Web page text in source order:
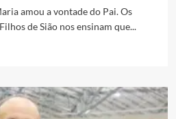
amou a vontade do Pai. Os
de Sião nos ensinam que...